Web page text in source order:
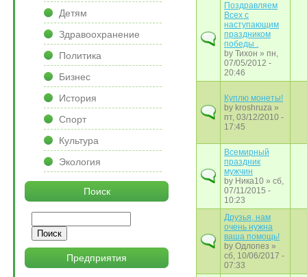
Поздравляем
Всех с
наступающим
праздником
победы .
by Тихон » пн,
07/05/2012 -
20:46
Куплю монеты!
by kroshruza »
пт, 03/12/2010 -
17:45
Всемирный
праздник
мужчин
by Ника10 » сб,
07/11/2015 -
10:23
Друзья, нам
очень нужна
ваша помощь!
by Одлопез »
сб, 10/06/2017 -
07:33
Детям
Здравоохранение
Политика
Бизнес
История
Спорт
Культура
Экология
Поиск
Предприятия